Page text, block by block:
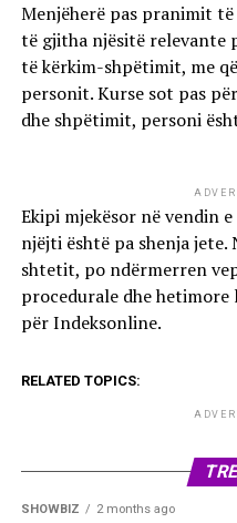
Menjëherë pas pranimit
të gjitha njësitë relevante
të kërkim-shpëtimit, me
personit. Kurse sot pas
dhe shpëtimit, personi
Ekipi mjekësor në vendin
njëjti është pa shenja
shtetit, po ndërmerren
procedurale dhe
për Indeksonline.
RELATED TOPICS:
SHOWBIZ 2 months ago